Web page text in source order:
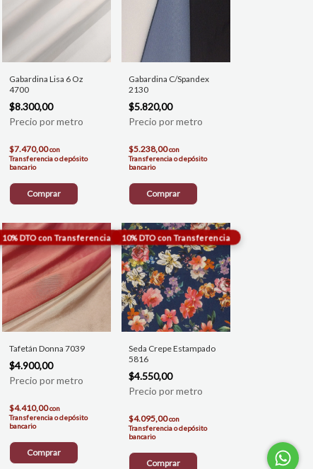
Gabardina Lisa 6 Oz
4700
$8.300,00
$7.470,00con
Transferencia o depósito
bancario
Comprar
Gabardina C/Spandex
2130
$5.820,00
$5.238,00con
Transferencia o depósito
bancario
Comprar
Tafetán Donna 7039
$4.900,00
$4.410,00con
Transferencia o depósito
bancario
Comprar
Seda Crepe Estampado
5816
$4.550,00
$4.095,00con
Transferencia o depósito
bancario
Comprar